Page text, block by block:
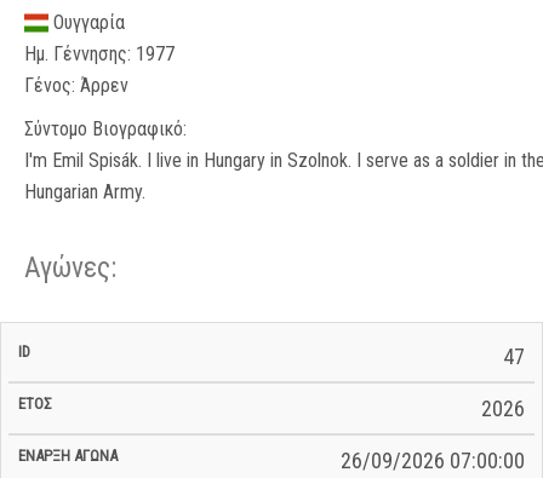
Ουγγαρία
Ημ. Γέννησης: 1977
Γένος: Άρρεν
Σύντομο Βιογραφικό:
I'm Emil Spisák. I live in Hungary in Szolnok. I serve as a soldier in
Hungarian Army.
Αγώνες:
Αγώνα
Ημερομηνία
47
2026
26/09/2026 07:00:00